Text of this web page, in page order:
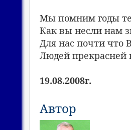
Мы помним годы
Как вы несли нам
Для нас почти что
Людей прекрасней
19.08.2008г.
Автор